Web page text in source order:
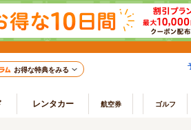
お得な特典をみる
レンタカー 航空券 ゴルフ